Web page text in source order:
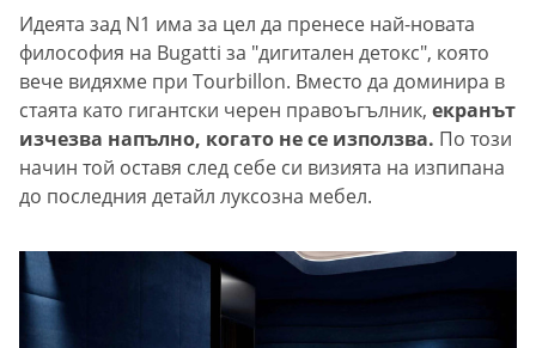
Идеята зад N1 има за цел да пренесе най-новата
философия на Bugatti за "дигитален детокс", която
вече видяхме при Tourbillon. Вместо да доминира в
стаята като гигантски черен правоъгълник, екранът
изчезва напълно, когато не се използва. По този
начин той оставя след себе си визията на изпипана
до последния детайл луксозна мебел.